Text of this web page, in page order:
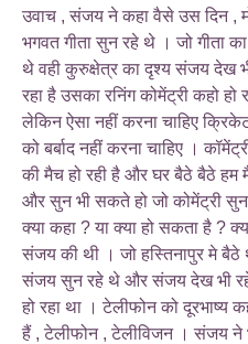
उवाच , संजय ने कहा वैसे उस दिन ,
भगवत गीता सुन रहे थे । जो गीता
थे वही कुरुक्षेत्र का दृश्य संजय देख
रहा है उसका रनिंग कोमेंट्री कहो
लेकिन ऐसा नहीं करना चाहिए
को बर्बाद नहीं करना चाहिए ।
की मैच हो रही है और घर बैठे बैठे
और सुन भी सकते हो जो कोमेंट्री
क्या कहा ? या क्या हो सकता है ?
संजय की थी । जो हस्तिनापुर मे
संजय सुन रहे थे और संजय देख भी रहे
हो रहा था । टेलीफोन को दूरभाष्य
हैं , टेलीफोन , टेलीविजन । संजय ने